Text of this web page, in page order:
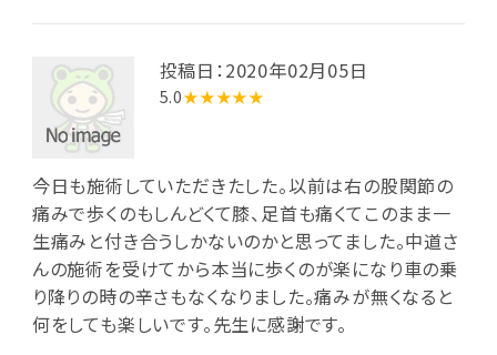
投稿日：2020年02月05日
5.0★★★★★
今日も施術していただきたした。以前は右の股関節の
痛みで歩くのもしんどくて膝、足首も痛くてこのまま一
生痛みと付き合うしかないのかと思ってました。中道さ
んの施術を受けてから本当に歩くのが楽になり車の乗
り降りの時の辛さもなくなりました。痛みが無くなると
何をしても楽しいです。先生に感謝です。